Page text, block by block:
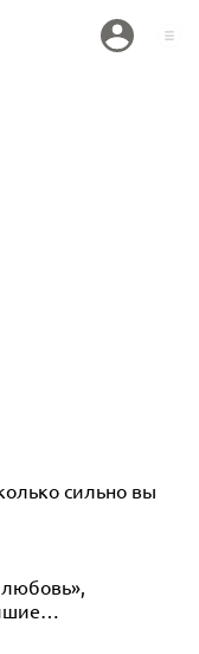
и чем
сильно вы
фильмы